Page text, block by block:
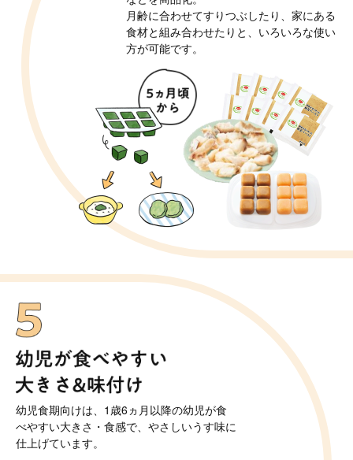
月齢に合わせてすりつぶしたり、 家にある
食材と組み合わせたりと、 いろいろな使い
方が可能です。
幼児食期向けは、1歳6ヵ月以降の幼児が食
べやすい大きさ・食感で、 やさしいうす味に
仕上げています。